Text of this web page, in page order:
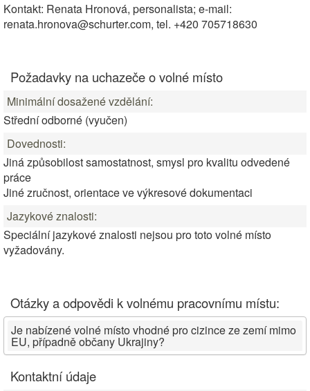
Kontakt: Renata Hronová, personalista; e-mail:
renata.hronova@schurter.com, tel. +420 705718630
Požadavky na uchazeče o volné místo
Minimální dosažené vzdělání:
Střední odborné (vyučen)
Dovednosti:
Jiná způsobilost samostatnost, smysl pro kvalitu odvedené
práce
Jiné zručnost, orientace ve výkresové dokumentaci
Jazykové znalosti:
Speciální jazykové znalosti nejsou pro toto volné místo
vyžadovány.
Otázky a odpovědi k volnému pracovnímu místu:
Je nabízené volné místo vhodné pro cizince ze zemí mimo
EU, případně občany Ukrajiny?
Kontaktní údaje